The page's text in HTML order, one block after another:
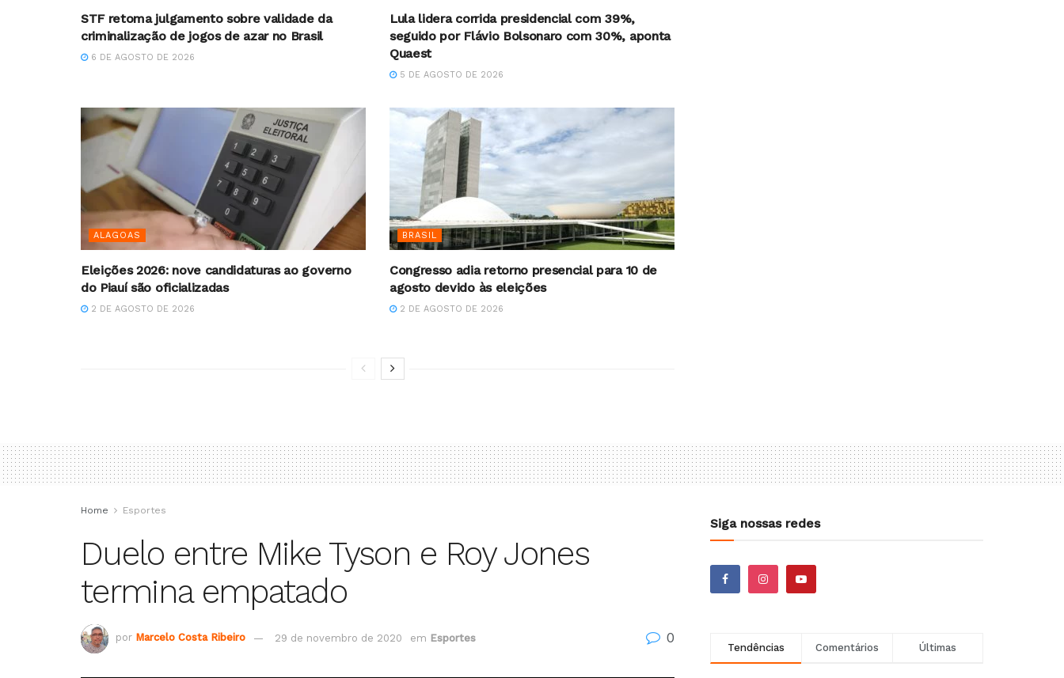
STF retoma julgamento sobre validade da
criminalização de jogos de azar no Brasil
6 DE AGOSTO DE 2026
Lula lidera corrida presidencial com 39%,
seguido por Flávio Bolsonaro com 30%, aponta
Quaest
5 DE AGOSTO DE 2026
ALAGOAS
Eleições 2026: nove candidaturas ao governo
do Piauí são oficializadas
2 DE AGOSTO DE 2026
BRASIL
Congresso adia retorno presencial para 10 de
agosto devido às eleições
2 DE AGOSTO DE 2026
Home Esportes
Duelo entre Mike Tyson e Roy Jones
termina empatado
por Marcelo Costa Ribeiro 29 de novembro de 2020 em Esportes 0
Siga nossas redes
Tendências Comentários Últimas